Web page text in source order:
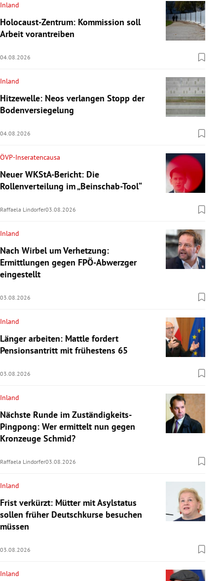
Inland
Holocaust-Zentrum: Kommission soll
Arbeit vorantreiben
04.08.2026
Inland
Hitzewelle: Neos verlangen Stopp der
Bodenversiegelung
04.08.2026
ÖVP-Inseratencausa
Neuer WKStA-Bericht: Die
Rollenverteilung im „Beinschab-Tool“
Raffaela Lindorfer03.08.2026
Inland
Nach Wirbel um Verhetzung:
Ermittlungen gegen FPÖ-Abwerzger
eingestellt
03.08.2026
Inland
Länger arbeiten: Mattle fordert
Pensionsantritt mit frühestens 65
03.08.2026
Inland
Nächste Runde im Zuständigkeits-
Pingpong: Wer ermittelt nun gegen
Kronzeuge Schmid?
Raffaela Lindorfer03.08.2026
Inland
Frist verkürzt: Mütter mit Asylstatus
sollen früher Deutschkurse besuchen
müssen
03.08.2026
Inland